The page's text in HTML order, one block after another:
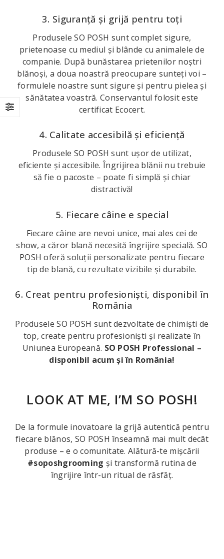
3. Siguranță și grijă pentru toți
Produsele SO POSH sunt complet sigure,
prietenoase cu mediul și blânde cu animalele de
companie. După bunăstarea prietenilor noștri
blănoși, a doua noastră preocupare sunteți voi –
formulele noastre sunt sigure și pentru pielea și
sănătatea voastră. Conservantul folosit este
certificat Ecocert.
4. Calitate accesibilă și eficiență
Produsele SO POSH sunt ușor de utilizat,
eficiente și accesibile. Îngrijirea blănii nu trebuie
să fie o pacoste – poate fi simplă și chiar
distractivă!
5. Fiecare câine e special
Fiecare câine are nevoi unice, mai ales cei de
show, a căror blană necesită îngrijire specială. SO
POSH oferă soluții personalizate pentru fiecare
tip de blană, cu rezultate vizibile și durabile.
6. Creat pentru profesioniști, disponibil în
România
Produsele SO POSH sunt dezvoltate de chimiști de
top, create pentru profesioniști și realizate în
Uniunea Europeană. SO POSH Professional –
disponibil acum și în România!
LOOK AT ME, I’M SO POSH!
De la formule inovatoare la grijă autentică pentru
fiecare blănos, SO POSH înseamnă mai mult decât
produse – e o comunitate. Alătură-te mișcării
#soposhgrooming și transformă rutina de
îngrijire într-un ritual de răsfăț.